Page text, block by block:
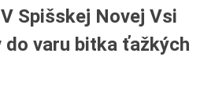
Spišskej Novej Vsi
varu bitka ťažkých